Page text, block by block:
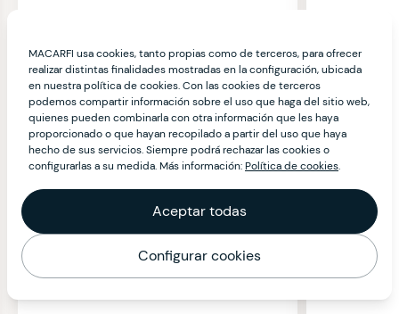
MACARFI usa cookies, tanto propias como de terceros, para ofrecer
realizar distintas finalidades mostradas en la configuración, ubicada
en nuestra política de cookies. Con las cookies de terceros
podemos compartir información sobre el uso que haga del sitio web,
quienes pueden combinarla con otra información que les haya
proporcionado o que hayan recopilado a partir del uso que haya
hecho de sus servicios. Siempre podrá rechazar las cookies o
configurarlas a su medida. Más información:Política de cookies.
Aceptar todas
Configurar cookies